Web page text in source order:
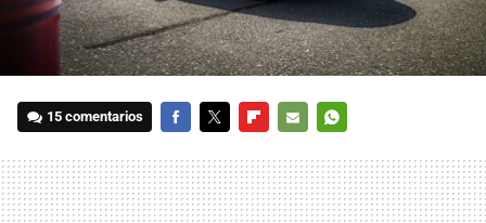
15 comentarios
MAIL